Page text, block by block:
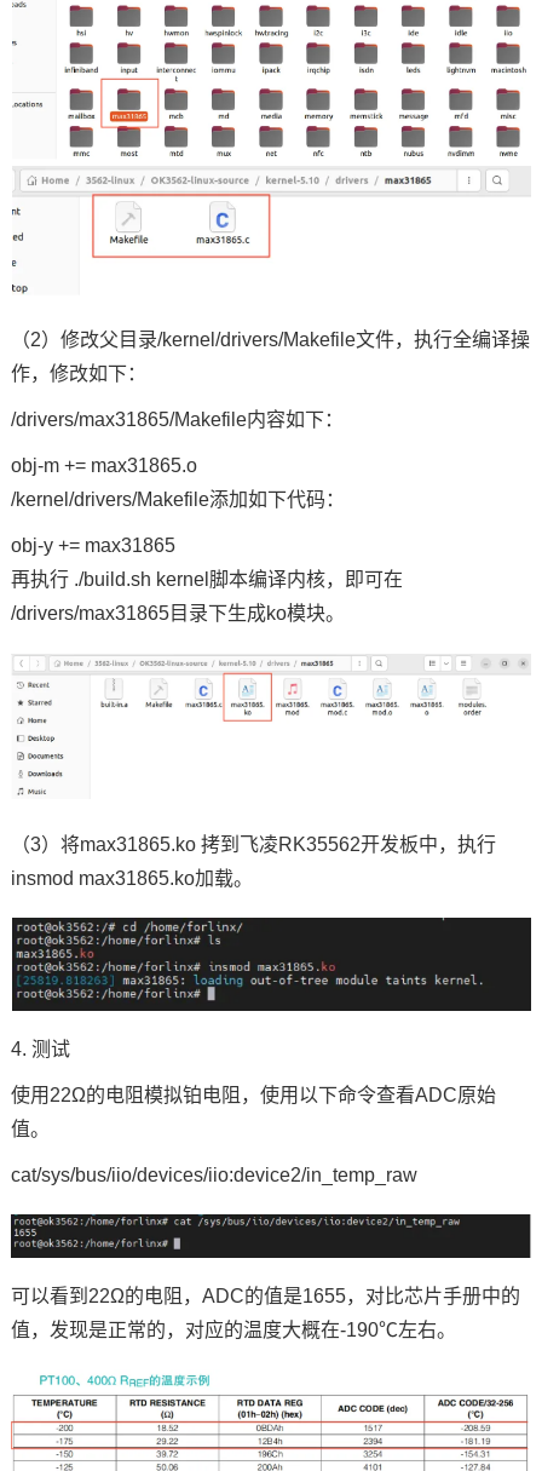
（2）修改父目录/kernel/drivers/Makefile文件，执行全编译操
作，修改如下：
/drivers/max31865/Makefile内容如下：
obj-m += max31865.o
/kernel/drivers/Makefile添加如下代码：
obj-y += max31865
再执行 ./build.sh kernel脚本编译内核，即可在
/drivers/max31865目录下生成ko模块。
（3）将max31865.ko 拷到 飞凌RK35562开发板中，执行
insmod max31865.ko加载。
4. 测试
使用22Ω的电阻模拟铂电阻，使用以下命令查看ADC原始
值。
cat/sys/bus/iio/devices/iio:device2/in_temp_raw
可以看到22Ω的电阻，ADC的值是1655，对比芯片手册中的
值，发现是正常的，对应的温度大概在-190℃左右。